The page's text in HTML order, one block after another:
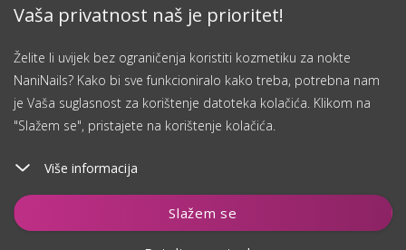
Vaša privatnost naš je prioritet!
Želite li uvijek bez ograničenja koristiti kozmetiku za nokte
NaniNails? Kako bi sve funkcioniralo kako treba, potrebna nam
je Vaša suglasnost za korištenje datoteka kolačića. Klikom na
"Slažem se", pristajete na korištenje kolačića.
Više informacija
Slažem se
Čuvaj